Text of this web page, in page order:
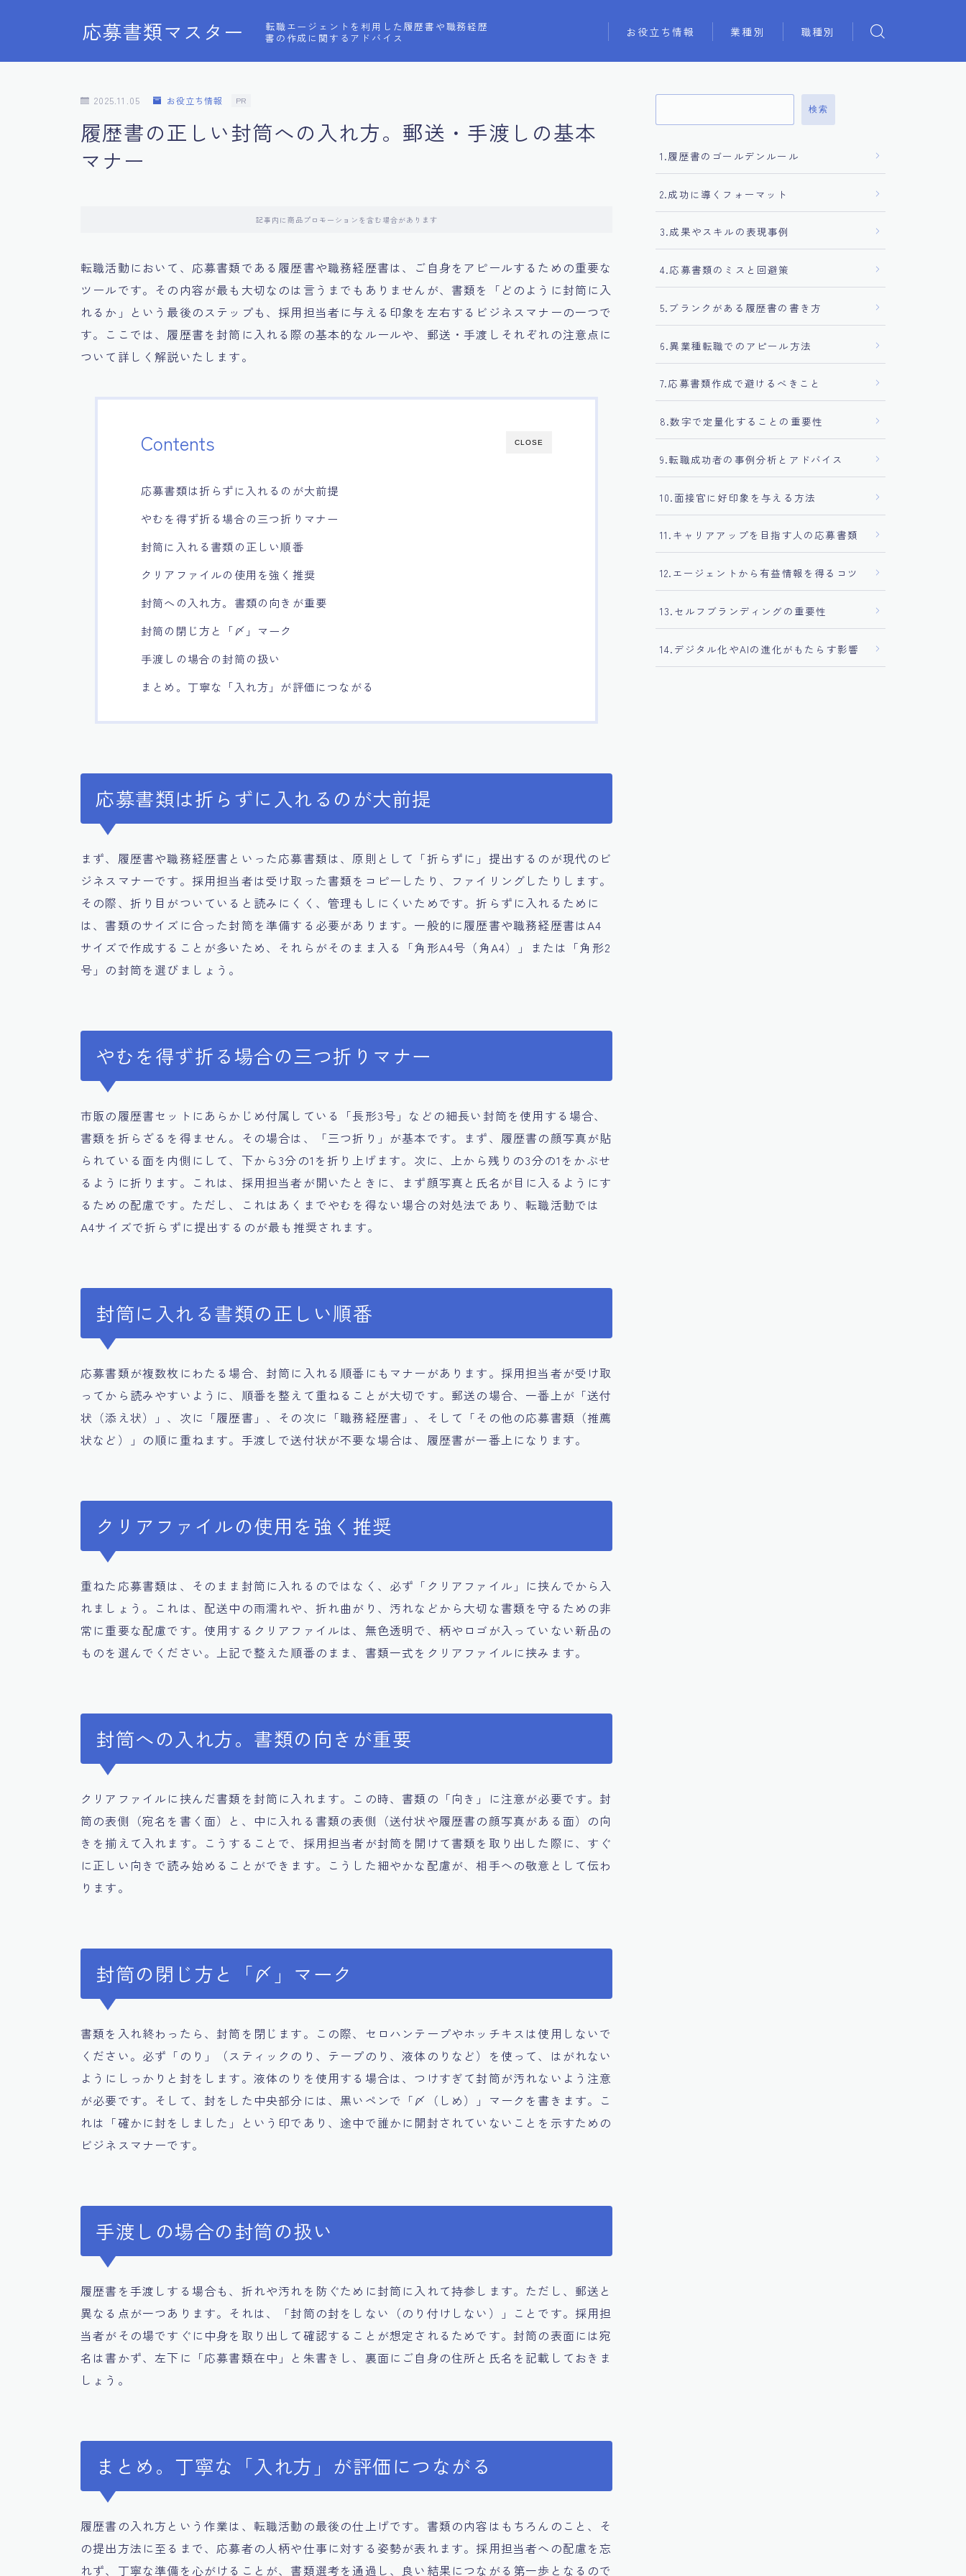
応募書類マスター
転職エージェントを利用した履歴書や職務経歴
書の作成に関するアドバイス
お役立ち情報 業種別 職種別
2025.11.05 お役立ち情報 PR
履歴書の正しい封筒への入れ方。郵送・手渡しの基本
マナー
記事内に商品プロモーションを含む場合があります
転職活動において、応募書類である履歴書や職務経歴書は、ご自身をアピールするための重要な
ツールです。その内容が最も大切なのは言うまでもありませんが、書類を「どのように封筒に入
れるか」という最後のステップも、採用担当者に与える印象を左右するビジネスマナーの一つで
す。ここでは、履歴書を封筒に入れる際の基本的なルールや、郵送・手渡しそれぞれの注意点に
ついて詳しく解説いたします。
CLOSE
Contents
応募書類は折らずに入れるのが大前提
やむを得ず折る場合の三つ折りマナー
封筒に入れる書類の正しい順番
クリアファイルの使用を強く推奨
封筒への入れ方。書類の向きが重要
封筒の閉じ方と「〆」マーク
手渡しの場合の封筒の扱い
まとめ。丁寧な「入れ方」が評価につながる
応募書類は折らずに入れるのが大前提
まず、履歴書や職務経歴書といった応募書類は、原則として「折らずに」提出するのが現代のビ
ジネスマナーです。採用担当者は受け取った書類をコピーしたり、ファイリングしたりします。
その際、折り目がついていると読みにくく、管理もしにくいためです。折らずに入れるために
は、書類のサイズに合った封筒を準備する必要があります。一般的に履歴書や職務経歴書はA4
サイズで作成することが多いため、それらがそのまま入る「角形A4号（角A4）」または「角形2
号」の封筒を選びましょう。
やむを得ず折る場合の三つ折りマナー
市販の履歴書セットにあらかじめ付属している「長形3号」などの細長い封筒を使用する場合、
書類を折らざるを得ません。その場合は、「三つ折り」が基本です。まず、履歴書の顔写真が貼
られている面を内側にして、下から3分の1を折り上げます。次に、上から残りの3分の1をかぶせ
るように折ります。これは、採用担当者が開いたときに、まず顔写真と氏名が目に入るようにす
るための配慮です。ただし、これはあくまでやむを得ない場合の対処法であり、転職活動では
A4サイズで折らずに提出するのが最も推奨されます。
封筒に入れる書類の正しい順番
応募書類が複数枚にわたる場合、封筒に入れる順番にもマナーがあります。採用担当者が受け取
ってから読みやすいように、順番を整えて重ねることが大切です。郵送の場合、一番上が「送付
状（添え状）」、次に「履歴書」、その次に「職務経歴書」、そして「その他の応募書類（推薦
状など）」の順に重ねます。手渡しで送付状が不要な場合は、履歴書が一番上になります。
クリアファイルの使用を強く推奨
重ねた応募書類は、そのまま封筒に入れるのではなく、必ず「クリアファイル」に挟んでから入
れましょう。これは、配送中の雨濡れや、折れ曲がり、汚れなどから大切な書類を守るための非
常に重要な配慮です。使用するクリアファイルは、無色透明で、柄やロゴが入っていない新品の
ものを選んでください。上記で整えた順番のまま、書類一式をクリアファイルに挟みます。
封筒への入れ方。書類の向きが重要
クリアファイルに挟んだ書類を封筒に入れます。この時、書類の「向き」に注意が必要です。封
筒の表側（宛名を書く面）と、中に入れる書類の表側（送付状や履歴書の顔写真がある面）の向
きを揃えて入れます。こうすることで、採用担当者が封筒を開けて書類を取り出した際に、すぐ
に正しい向きで読み始めることができます。こうした細やかな配慮が、相手への敬意として伝わ
ります。
封筒の閉じ方と「〆」マーク
書類を入れ終わったら、封筒を閉じます。この際、セロハンテープやホッチキスは使用しないで
ください。必ず「のり」（スティックのり、テープのり、液体のりなど）を使って、はがれない
ようにしっかりと封をします。液体のりを使用する場合は、つけすぎて封筒が汚れないよう注意
が必要です。そして、封をした中央部分には、黒いペンで「〆（しめ）」マークを書きます。こ
れは「確かに封をしました」という印であり、途中で誰かに開封されていないことを示すための
ビジネスマナーです。
手渡しの場合の封筒の扱い
履歴書を手渡しする場合も、折れや汚れを防ぐために封筒に入れて持参します。ただし、郵送と
異なる点が一つあります。それは、「封筒の封をしない（のり付けしない）」ことです。採用担
当者がその場ですぐに中身を取り出して確認することが想定されるためです。封筒の表面には宛
名は書かず、左下に「応募書類在中」と朱書きし、裏面にご自身の住所と氏名を記載しておきま
しょう。
まとめ。丁寧な「入れ方」が評価につながる
履歴書の入れ方という作業は、転職活動の最後の仕上げです。書類の内容はもちろんのこと、そ
の提出方法に至るまで、応募者の人柄や仕事に対する姿勢が表れます。採用担当者への配慮を忘
れず、丁寧な準備を心がけることが、書類選考を通過し、良い結果につながる第一歩となるので
検索
1.履歴書のゴールデンルール
2.成功に導くフォーマット
3.成果やスキルの表現事例
4.応募書類のミスと回避策
5.ブランクがある履歴書の書き方
6.異業種転職でのアピール方法
7.応募書類作成で避けるべきこと
8.数字で定量化することの重要性
9.転職成功者の事例分析とアドバイス
10.面接官に好印象を与える方法
11.キャリアアップを目指す人の応募書類
12.エージェントから有益情報を得るコツ
13.セルフブランディングの重要性
14.デジタル化やAIの進化がもたらす影響